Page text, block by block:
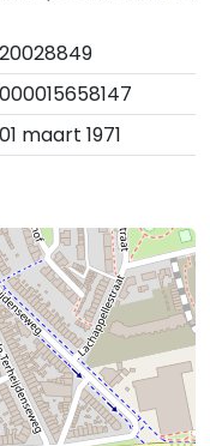
20028849
000015658147
01 maart 1971